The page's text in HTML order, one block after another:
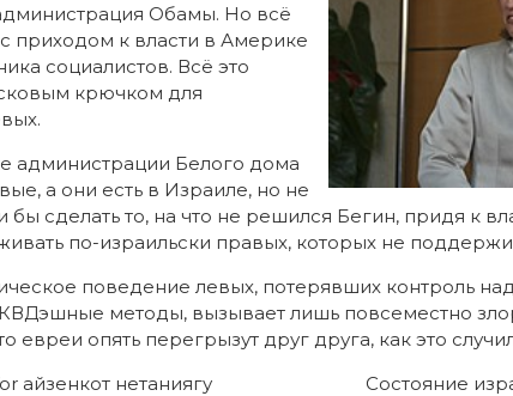
Обамы. Но всё
приходом к власти в Америке
социалистов. Всё это
крючком для
администрации Белого дома
а они есть в Израиле, но не
бы сделать то, на что не решился Бегин, придя к
по-израильски правых, которых не
поведение левых, потерявших контроль
методы, вызывает лишь повсеместно
евреи опять перегрызут друг друга, как это
Состояние